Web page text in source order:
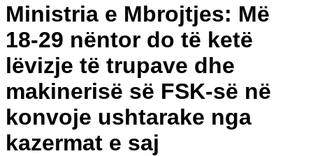
Ministria e Mbrojtjes: Më
18-29 nëntor do të ketë
lëvizje të trupave dhe
makinerisë së FSK-së në
konvoje ushtarake nga
kazermat e saj